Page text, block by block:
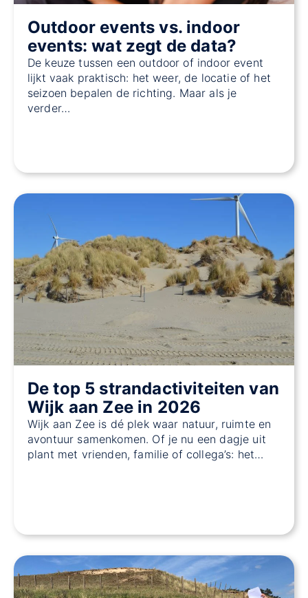
Outdoor events vs. indoor
events: wat zegt de data?
De keuze tussen een outdoor of indoor event
lijkt vaak praktisch: het weer, de locatie of het
seizoen bepalen de richting. Maar als je
verder…
De top 5 strandactiviteiten van
Wijk aan Zee in 2026
Wijk aan Zee is dé plek waar natuur, ruimte en
avontuur samenkomen. Of je nu een dagje uit
plant met vrienden, familie of collega’s: het…